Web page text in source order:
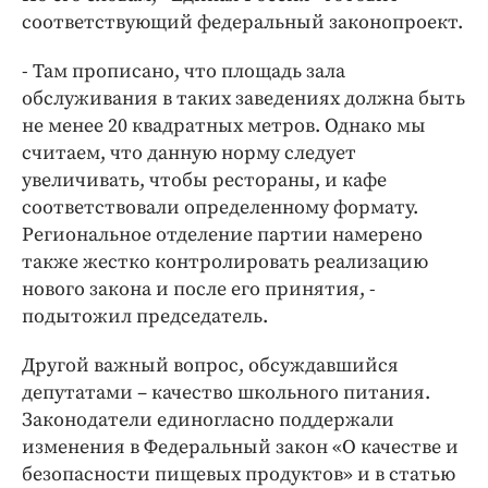
соответствующий федеральный законопроект.
- Там прописано, что площадь зала
обслуживания в таких заведениях должна быть
не менее 20 квадратных метров. Однако мы
считаем, что данную норму следует
увеличивать, чтобы рестораны, и кафе
соответствовали определенному формату.
Региональное отделение партии намерено
также жестко контролировать реализацию
нового закона и после его принятия, -
подытожил председатель.
Другой важный вопрос, обсуждавшийся
депутатами – качество школьного питания.
Законодатели единогласно поддержали
изменения в Федеральный закон «О качестве и
безопасности пищевых продуктов» и в статью